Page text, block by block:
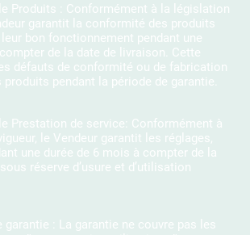
Produits : Conformément à la législation
garantit la conformité des produits
bon fonctionnement pendant une
de la date de livraison. Cette
défauts de conformité ou de fabrication
pendant la période de garantie.
Prestation de service: Conformément à
le Vendeur garantit les réglages,
une durée de 6 mois à compter de la
réserve d’usure et d’utilisation
garantie : La garantie ne couvre pas les